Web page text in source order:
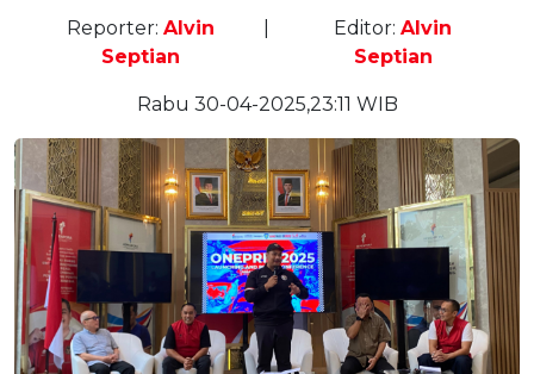
Reporter: Alvin
Septian
Editor:Alvin
Septian
Rabu 30-04-2025,23:11 WIB